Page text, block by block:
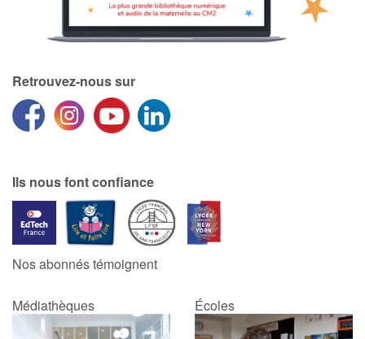
Retrouvez-nous sur
Ils nous font confiance
Nos abonnés témoignent
Médiathèques Écoles